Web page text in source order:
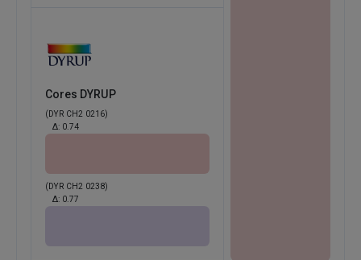
Cores DYRUP
(DYR CH2 0216)
Δ: 0.74
(DYR CH2 0238)
Δ: 0.77